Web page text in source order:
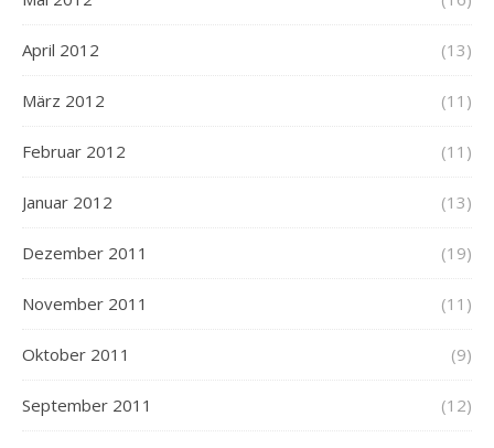
April 2012 (13)
März 2012 (11)
Februar 2012 (11)
Januar 2012 (13)
Dezember 2011 (19)
November 2011 (11)
Oktober 2011 (9)
September 2011 (12)